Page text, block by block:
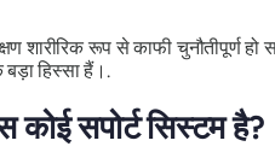
शारीरिक रूप से काफी
हिस्सा हैं।.
कोई सपोर्ट सिस्टम है?